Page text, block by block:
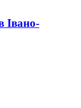
Івано-